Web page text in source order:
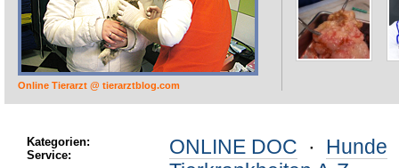
Online Tierarzt @ tierarztblog.com
Kategorien:
Service:
ONLINE DOC · Hunde